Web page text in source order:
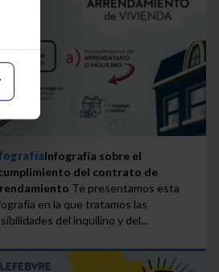
Infografía sobre el
del contrato de
Te presentamos esta
en la que tratamos las
del inquilino y del...